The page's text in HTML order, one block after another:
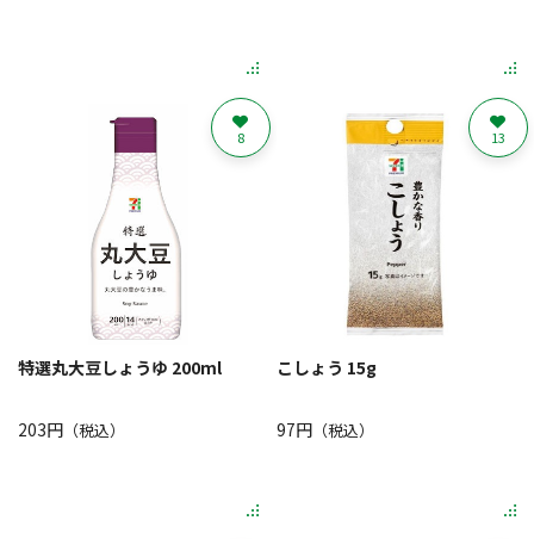
特選丸大豆しょうゆ 200ml
203円 （税込）
8
こしょう 15g
97円（税込）
13